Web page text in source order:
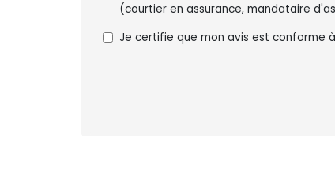
(courtier en assurance, mandataire
Je certifie que mon avis est conforme